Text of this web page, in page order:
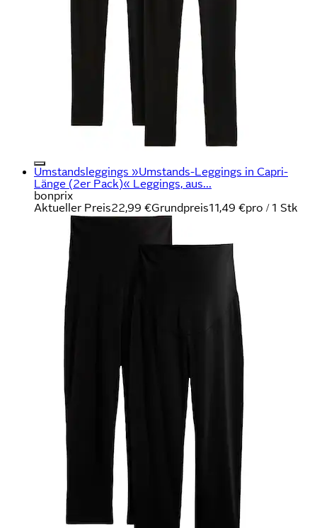
Umstandsleggings »Umstands-Leggings in Capri-
Länge (2er Pack)« Leggings, aus...
bonprix
Aktueller Preis22,99 €Grundpreis11,49 €pro / 1 Stk